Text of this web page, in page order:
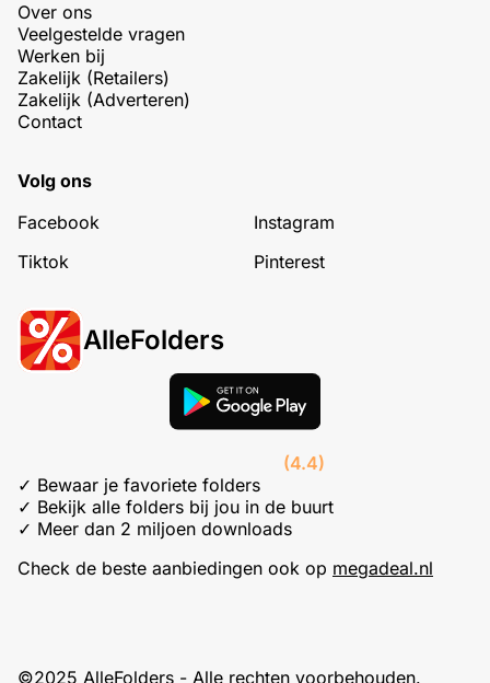
Over ons
Veelgestelde vragen
Werken bij
Zakelijk (Retailers)
Zakelijk (Adverteren)
Contact
Volg ons
Facebook
Instagram
Tiktok
Pinterest
AlleFolders
(4.4)
✓ Bewaar je favoriete folders
✓ Bekijk alle folders bij jou in de buurt
✓ Meer dan 2 miljoen downloads
Check de beste aanbiedingen ook op megadeal.nl
©2025 AlleFolders - Alle rechten voorbehouden.